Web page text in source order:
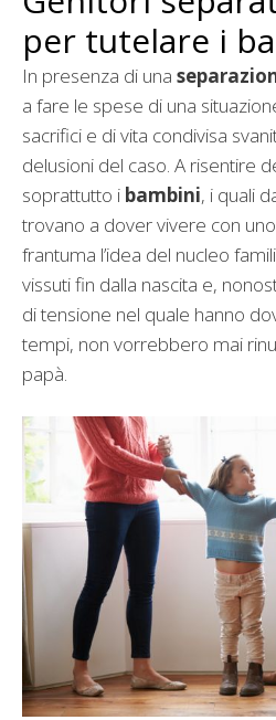
per tutelare i
In presenza di una
a fare le spese di una
sacrifici e di vita condivisa
delusioni del caso. A risentire
soprattutto i bambini, i quali
trovano a dover vivere con
frantuma l’idea del nucleo
vissuti fin dalla nascita e,
di tensione nel quale hanno
tempi, non vorrebbero mai
papà.